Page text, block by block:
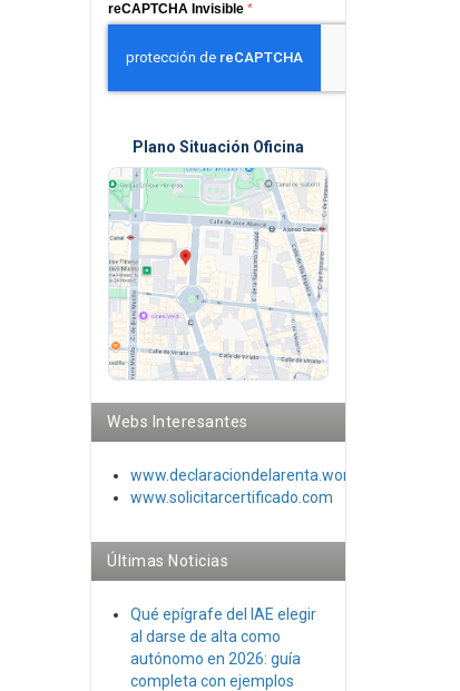
reCAPTCHA Invisible*
Plano Situación Oficina
Webs Interesantes
www.declaraciondelarenta.wordpress.co
www.solicitarcertificado.com
Últimas Noticias
Qué epígrafe del IAE elegir
al darse de alta como
autónomo en 2026: guía
completa con ejemplos